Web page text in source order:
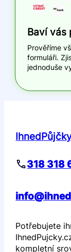
Baví vás
Prověříme
formuláři.
jednoduše
318 318
Potřebujete
kompletní